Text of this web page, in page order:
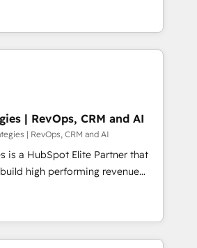
UAE, Mexico and Latin
uno resuelve un problema
en HubSpot. La entrega
tiene sentido, y siempre
antes de que termine el
ecosistema. Elite Solutions
clientes
Unión, Yves Rocher,
Bella Piel, confiaron en
| RevOps, CRM and AI
| RevOps, CRM and AI
is a HubSpot Elite Partner that
high performing revenue
sales cycles, multi
and global SaaS or
Trusted by leading enterprises
ups including Sony, Rapyd,